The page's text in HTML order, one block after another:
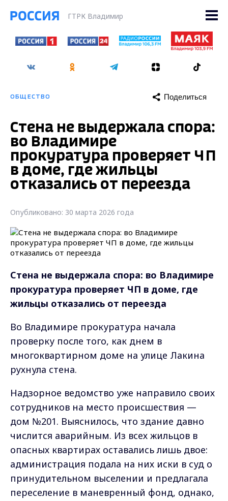
ГТРК Владимир
ОБЩЕСТВО Поделиться
Стена не выдержала спора:
во Владимире
прокуратура проверяет ЧП
в доме, где жильцы
отказались от переезда
Опубликовано: 30 марта 2026 года
Стена не выдержала спора: во Владимире
прокуратура проверяет ЧП в доме, где
жильцы отказались от переезда
Во Владимире прокуратура начала
проверку после того, как днем в
многоквартирном доме на улице Лакина
рухнула стена.
Надзорное ведомство уже направило своих
сотрудников на место происшествия —
дом №201. Выяснилось, что здание давно
числится аварийным. Из всех жильцов в
опасных квартирах оставались лишь двое:
администрация подала на них иски в суд о
принудительном выселении и предлагала
переселение в маневренный фонд, однако,